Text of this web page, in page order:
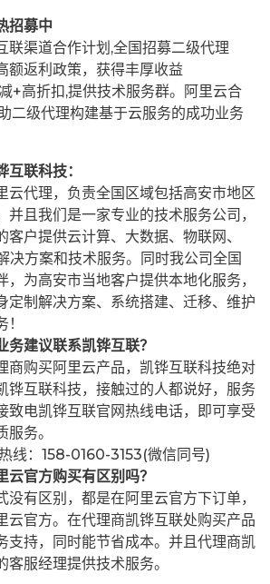
招募中
联渠道合作计划,全国招募二级代理
额返利政策，获得丰厚收益
+高折扣,提供技术服务群。阿里云合
二级代理构建基于云服务的成功业务
联科技：
云代理，负责全国区域包括高安市地区
并且我们是一家专业的技术服务公司，
客户提供云计算、大数据、物联网、
决方案和技术服务。同时我公司全国
，为高安市当地客户提供本地化服务，
定制解决方案、系统搭建、迁移、维护
务建议联系凯铧互联？
商购买阿里云产品，凯铧互联科技绝对
铧互联科技，接触过的人都说好，服务
致电凯铧互联官网热线电话，即可享受
务。
线：158-0160-3153(微信同号)
云官方购买有区别吗？
没有区别，都是在阿里云官方下订单，
云官方。在代理商凯铧互联处购买产品
支持，同时能节省成本。并且代理商凯
服经理提供技术服务。